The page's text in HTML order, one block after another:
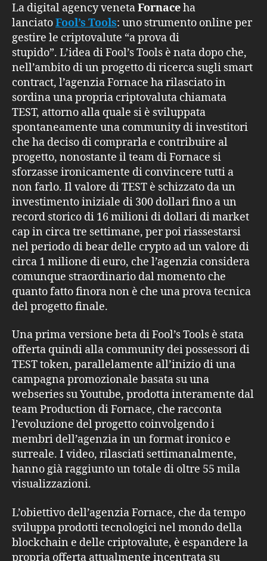
La digital agency venetaFornaceha
lanciatoFool’s Tools: uno strumento online per
gestire le criptovalute “a prova di
stupido”. L’idea di Fool’s Tools è nata dopo che,
nell’ambito di un progetto di ricerca sugli smart
contract, l’agenzia Fornace ha rilasciato in
sordina una propria criptovaluta chiamata
TEST, attorno alla quale si è sviluppata
spontaneamente una community di investitori
che ha deciso di comprarla e contribuire al
progetto, nonostante il team di Fornace si
sforzasse ironicamente di convincere tutti a
non farlo. Il valore di TEST è schizzato da un
investimento iniziale di 300 dollari fino a un
record storico di 16 milioni di dollari di market
cap in circa tre settimane, per poi riassestarsi
nel periodo di bear delle crypto ad un valore di
circa 1 milione di euro, che l’agenzia considera
comunque straordinario dal momento che
quanto fatto finora non è che una prova tecnica
del progetto finale.
Una prima versione beta di Fool’s Tools è stata
offerta quindi alla community dei possessori di
TEST token, parallelamente all’inizio di una
campagna promozionale basata su una
webseries su Youtube, prodotta interamente dal
team Production di Fornace, che racconta
l’evoluzione del progetto coinvolgendo i
membri dell’agenzia in un format ironico e
surreale. I video, rilasciati settimanalmente,
hanno già raggiunto un totale di oltre 55 mila
visualizzazioni.
L’obiettivo dell’agenzia Fornace, che da tempo
sviluppa prodotti tecnologici nel mondo della
blockchain e delle criptovalute, è espandere la
propria offerta attualmente incentrata su